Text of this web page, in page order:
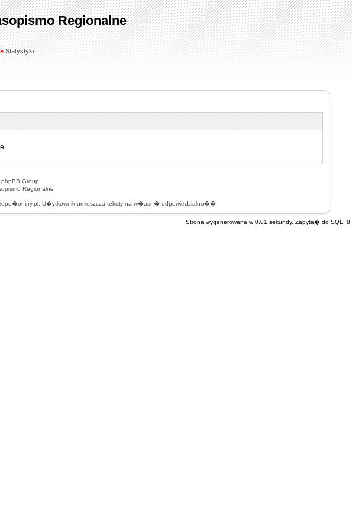
Regionalne
» Statystyki
Group
Regionalne
U�ytkownik umieszcza teksty na w�asn� odpowiedzialno��.
Strona wygenerowana w 0.01 sekundy. Zapyta� do SQL: 8